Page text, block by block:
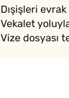
Dışişleri
Vekalet
Vize dosyası